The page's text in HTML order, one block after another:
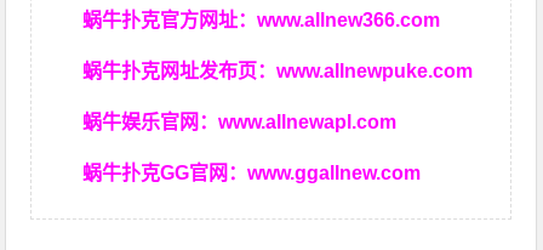
蜗牛扑克官方网址：www.allnew366.com
蜗牛扑克网址发布页：www.allnewpuke.com
蜗牛娱乐官网：www.allnewapl.com
蜗牛扑克GG官网：www.ggallnew.com